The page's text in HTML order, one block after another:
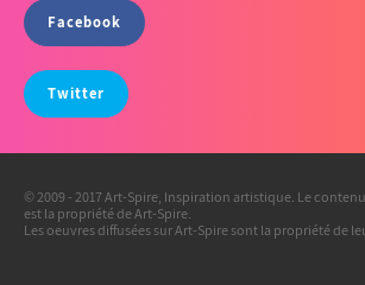
Facebook
Twitter
© 2009 - 2017 Art-Spire, Inspiration artistique. Le
est la propriété de Art-Spire.
Les oeuvres diffusées sur Art-Spire sont la propriété de